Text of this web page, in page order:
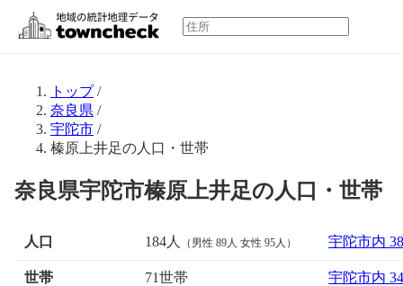
トップ/
奈良県 /
宇陀市 /
榛原上井足の人口・世帯
奈良県宇陀市榛原上井足の人口・世帯
人口 184人 （男性 89人 女性 95人） 宇陀市内
世帯 71世帯 宇陀市内